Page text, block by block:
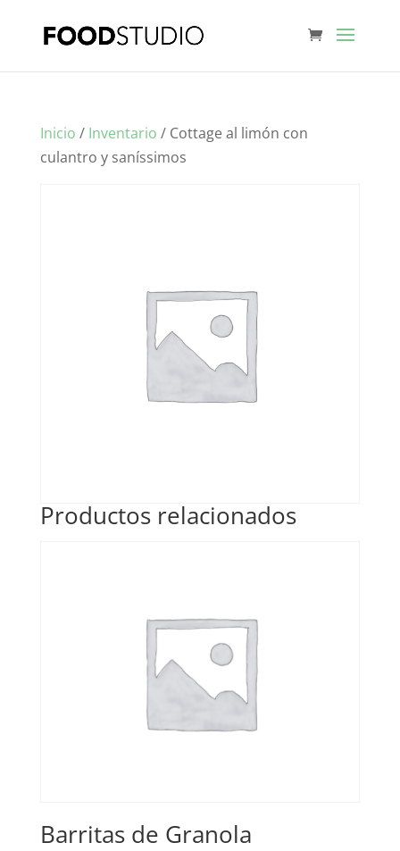
Inicio / Inventario / Cottage al limón con
culantro y saníssimos
Productos relacionados
Barritas de Granola